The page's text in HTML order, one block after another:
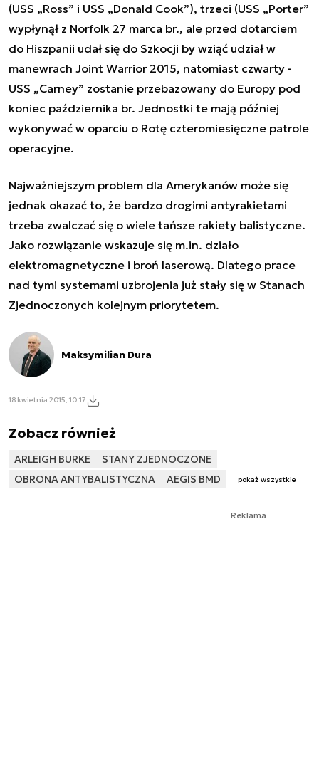
(USS „Ross” i USS „Donald Cook”), trzeci (USS „Porter”
wypłynął z Norfolk 27 marca br., ale przed dotarciem
do Hiszpanii udał się do Szkocji by wziąć udział w
manewrach Joint Warrior 2015, natomiast czwarty -
USS „Carney” zostanie przebazowany do Europy pod
koniec października br. Jednostki te mają później
wykonywać w oparciu o Rotę czteromiesięczne patrole
operacyjne.
Najważniejszym problem dla Amerykanów może się
jednak okazać to, że bardzo drogimi antyrakietami
trzeba zwalczać się o wiele tańsze rakiety balistyczne.
Jako rozwiązanie wskazuje się m.in. działo
elektromagnetyczne i broń laserową. Dlatego prace
nad tymi systemami uzbrojenia już stały się w Stanach
Zjednoczonych kolejnym priorytetem.
Maksymilian Dura
18 kwietnia 2015, 10:17
Zobacz również
ARLEIGH BURKE
STANY ZJEDNOCZONE
OBRONA ANTYBALISTYCZNA
AEGIS BMD pokaż wszystkie
Reklama